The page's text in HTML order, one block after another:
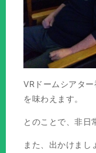
VRドームシアタ
を味わえます。
とのことで、非日
また、出かけまし